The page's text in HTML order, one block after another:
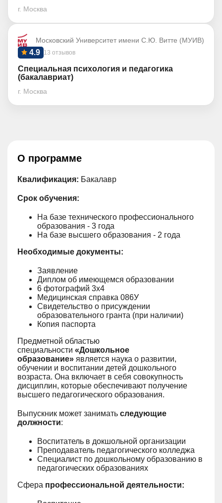
г. Москва
Московский Университет имени С.Ю. Витте (МУИВ)
13 отзывов
4.9
Специальная психология и педагогика
(бакалавриат)
г. Москва
О программе
Квалификация: Бакалавр
Срок обучения:
На базе технического профессионального
образования - 3 года
На базе высшего образования - 2 года
Необходимые документы:
Заявление
Диплом об имеющемся образовании
6 фотографий 3х4
Медицинская справка 086У
Свидетельство о присуждении
образовательного гранта (при наличии)
Копия паспорта
Предметной областью
специальности «Дошкольное
образование» является наука о развитии,
обучении и воспитании детей дошкольного
возраста. Она включает в себя совокупность
дисциплин, которые обеспечивают получение
высшего педагогического образования.
Выпускник может занимать следующие
должности:
Воспитатель в докшольной организации
Преподаватель педагогического колледжа
Специалист по дошкольному образованию в
педагогических образованиях
Сфера профессиональной деятельности: